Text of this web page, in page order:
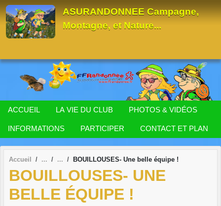
ASURANDONNEE Campagne,
Montagne, et Nature...
ACCUEIL LA VIE DU CLUB PHOTOS & VIDÉOS
INFORMATIONS PARTICIPER CONTACT ET PLAN
Accueil BOUILLOUSES- Une belle équipe !
BOUILLOUSES- UNE
BELLE ÉQUIPE !
Panneau de gestion des cookies